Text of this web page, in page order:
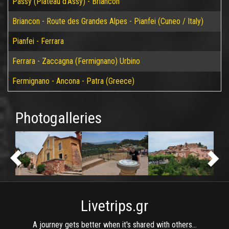
Briancon - Route des Grandes Alpes - Pianfei (Cuneo / Italy)
Pianfei - Ferrara
Ferrara - Zaccagna (Fermignano) Urbino
Fermignano - Ancona - Patra (Greece)
Photogalleries
Livetrips.gr
A journey gets better when it's shared with others...